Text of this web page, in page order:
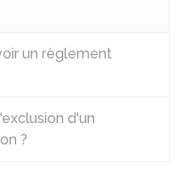
un règlement
d'un
?